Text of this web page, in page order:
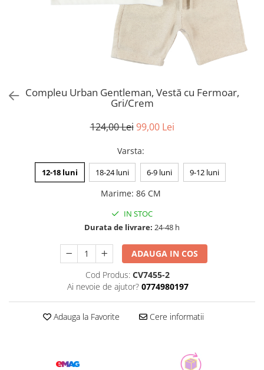
Compleu Urban Gentleman, Vestă cu Fermoar,
Gri/Crem
124,00 Lei 99,00 Lei
Varsta:
12-18 luni 18-24 luni 6-9 luni 9-12 luni
Marime: 86 CM
IN STOC
Durata de livrare: 24-48 h
ADAUGA IN COS
Cod Produs: CV7455-2
Ai nevoie de ajutor? 0774980197
Adauga la Favorite Cere informatii